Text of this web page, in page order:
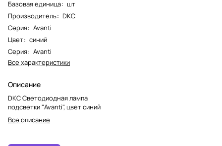
Базовая единица: шт
Производитель: DKC
Серия: Avanti
Цвет: синий
Серия: Avanti
Все характеристики
Описание
DKC Светодиодная лампа
подсветки "Avanti", цвет синий
Все описание